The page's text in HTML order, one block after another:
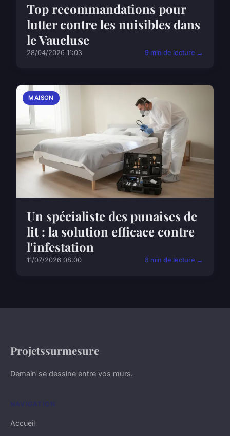
Top recommandations pour
lutter contre les nuisibles dans
le Vaucluse
28/04/2026 11:03 9 min de lecture →
MAISON
Un spécialiste des punaises de
lit : la solution efficace contre
l'infestation
11/07/2026 08:00 8 min de lecture →
Projetssurmesure
Demain se dessine entre vos murs.
NAVIGATION
Accueil